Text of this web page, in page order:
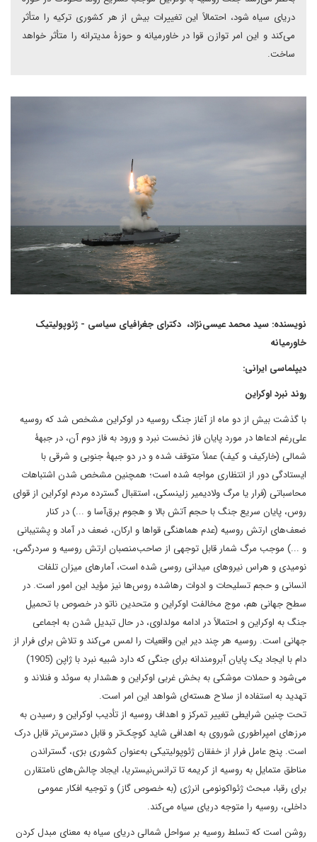
دریای سیاه شود، احتمالاً این تغییرات بیش از هر کشوری ترکیه را متأثر
می‌کند و این امر توازن قوا در خاورمیانه و حوزۀ مدیترانه را متأثر خواهد
ساخت.
نویسنده: سید محمد عیسی‌نژاد، دکترای جغرافیای سیاسی - ژئوپولیتیک
خاورمیانه
دیپلماسی ایرانی:
روند نبرد اوکراین
با گذشت بیش از دو ماه از آغاز جنگ روسیه در اوکراین مشخص شد که روسیه
علی‌رغم ادعاها در مورد پایان فاز نخست نبرد و ورود به فاز دوم آن، در جبهۀ
شمالی (خارکیف و کیف) عملاً متوقف شده و در دو جبهۀ جنوبی و شرقی با
ایستادگی دور از انتظاری مواجه شده است؛ همچنین مشخص شدن اشتباهات
محاسباتی (فرار یا مرگ ولادیمیر زلینسکی، استقبال گسترده مردم اوکراین از قوای
روس، پایان سریع جنگ با حجم آتش بالا و هجوم برق‌آسا و ...) در کنار
ضعف‌های ارتش روسیه (عدم هماهنگی قواها و ارکان، ضعف در آماد و پشتیبانی
و ...) موجب مرگ شمار قابل توجهی از صاحب‌منصبان ارتش روسیه و سردرگمی،
نومیدی و هراس نیروهای میدانی روسی شده است، آمارهای میزان تلفات
انسانی و حجم تسلیحات و ادوات رهاشده روس‌ها نیز مؤید این امور است. در
سطح جهانی هم، موج مخالفت اوکراین و متحدین ناتو در خصوص با تحمیل
جنگ‌ به اوکراین و احتمالاً در ادامه مولداوی، در حال تبدیل شدن به اجماعی
جهانی است. روسیه هر چند دیر این واقعیات را لمس می‌کند و تلاش برای فرار از
دام با ایجاد یک پایان آبرومندانه برای جنگی که دارد شبیه نبرد با ژاپن (1905)
می‌شود و حملات موشکی به بخش غربی اوکراین و هشدار به سوئد و فنلاند و
تهدید به استفاده از سلاح هسته‌ای شواهد این امر است.
تحت چنین شرایطی تغییر تمرکز و اهداف روسیه از تأدیب اوکراین و رسیدن به
مرزهای امپراطوری شوروی به اهدافی شاید کوچک‌تر و قابل دسترس‌تر قابل درک
است. پنج عامل فرار از خفقان ژئوپولیتیکی به‌عنوان کشوری برّی، گستراندن
مناطق متمایل به روسیه از کریمه تا ترانس‌نیستریا، ایجاد چالش‌های نامتقارن
برای رقبا، مبحث ژئواکونومی انرژی (به خصوص گاز) و توجیه افکار عمومی
داخلی، روسیه را متوجه دریای سیاه می‌کند.
روشن است که تسلط روسیه بر سواحل شمالی دریای سیاه به معنای مبدل کردن